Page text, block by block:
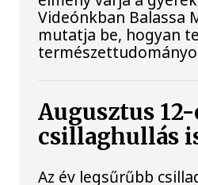
Videónkban Balassa
mutatja be, hogyan
Augusztus
csillaghullás
Az év legsűrűbb